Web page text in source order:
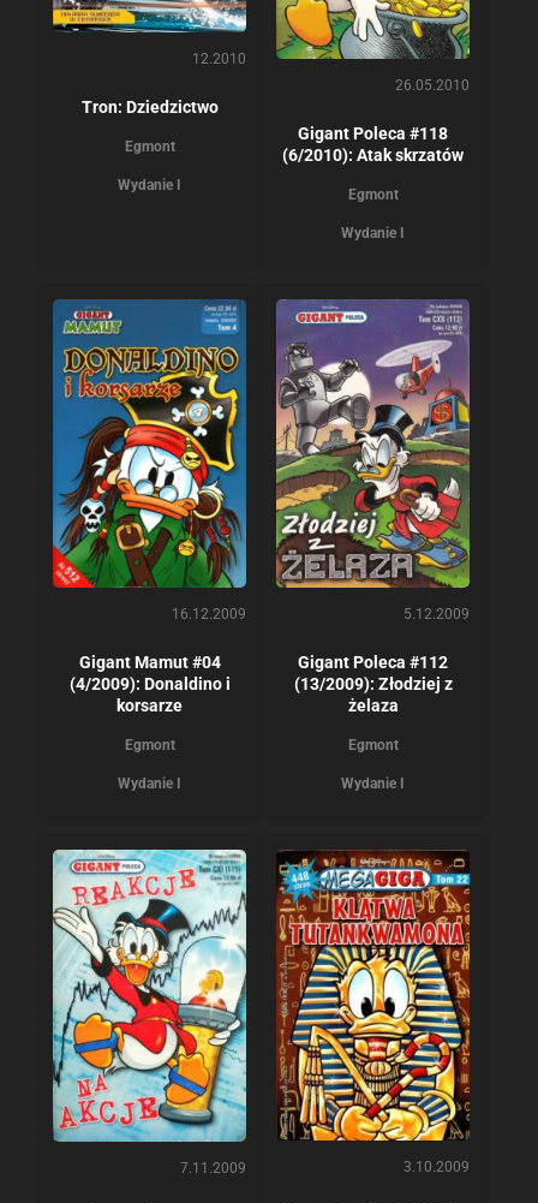
12.2010
Tron: Dziedzictwo
Egmont
Wydanie I
26.05.2010
Gigant Poleca #118
(6/2010): Atak skrzatów
Egmont
Wydanie I
16.12.2009
Gigant Mamut #04
(4/2009): Donaldino i
korsarze
Egmont
Wydanie I
5.12.2009
Gigant Poleca #112
(13/2009): Złodziej z
żelaza
Egmont
Wydanie I
7.11.2009 3.10.2009